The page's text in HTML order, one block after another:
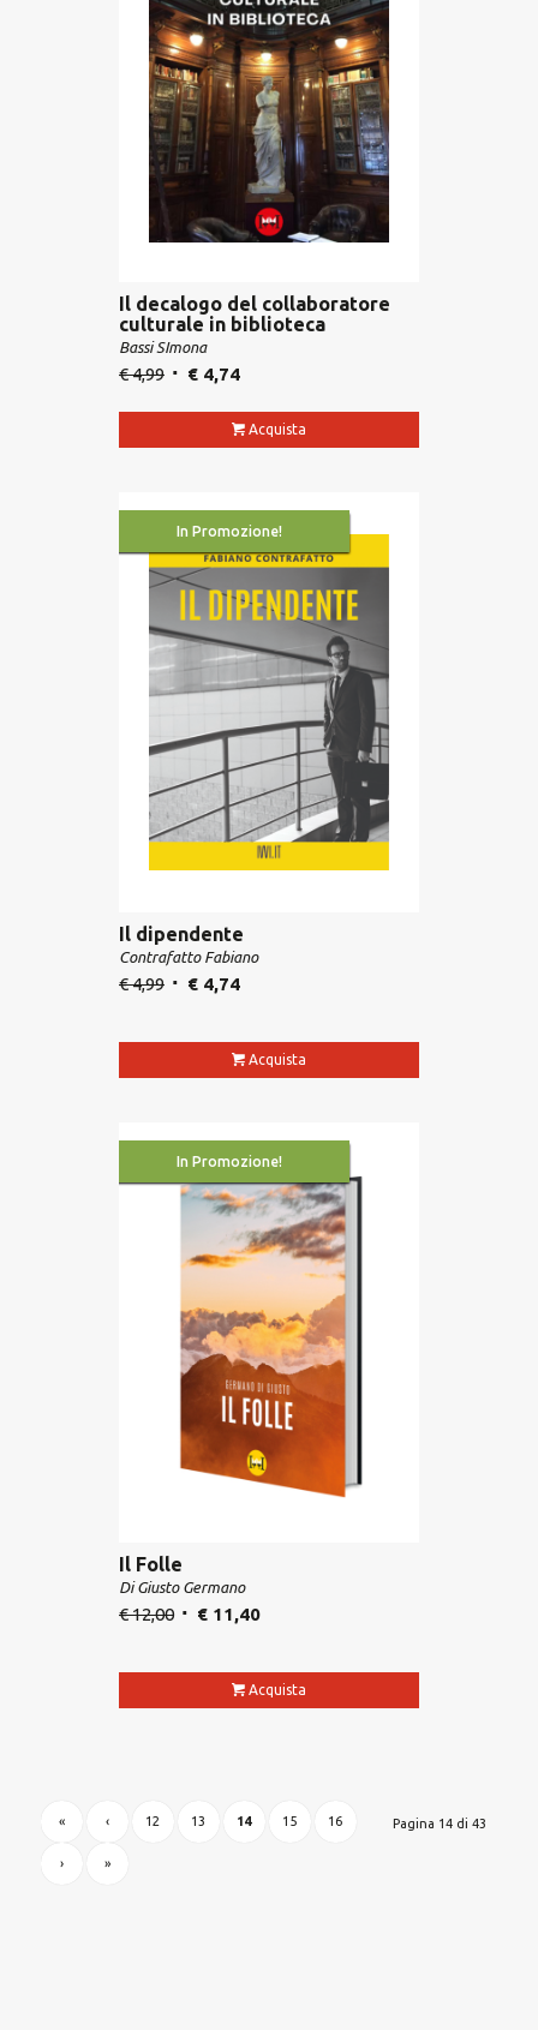
Il decalogo del collaboratore
culturale in biblioteca
Bassi SImona
€4,99 €4,74
Acquista
In Promozione!
Il dipendente
Contrafatto Fabiano
€4,99 €4,74
Acquista
In Promozione!
Il Folle
Di Giusto Germano
€12,00 €11,40
Acquista
Pagina 14 di 43
« ‹ 12 13 14 15 16
› »